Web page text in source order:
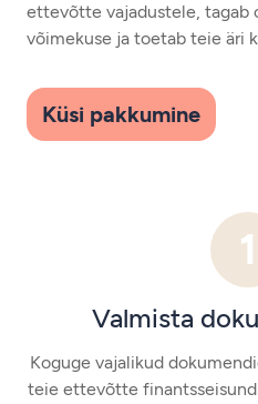
ettevõtte vajadustele, tagab
võimekuse ja toetab teie äri
Küsi pakkumine
1
Valmista
Koguge vajalikud
teie ettevõtte